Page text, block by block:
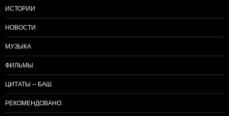
ИСТОРИИ
НОВОСТИ
МУЗЫКА
ФИЛЬМЫ
ЦИТАТЫ — БАШ
РЕКОМЕНДОВАНО